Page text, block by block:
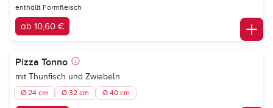
enthällt Formfleisch
ab 10,60 €
Pizza Tonno
mit Thunfisch und Zwiebeln
Ø 24 cm Ø 32 cm Ø 40 cm